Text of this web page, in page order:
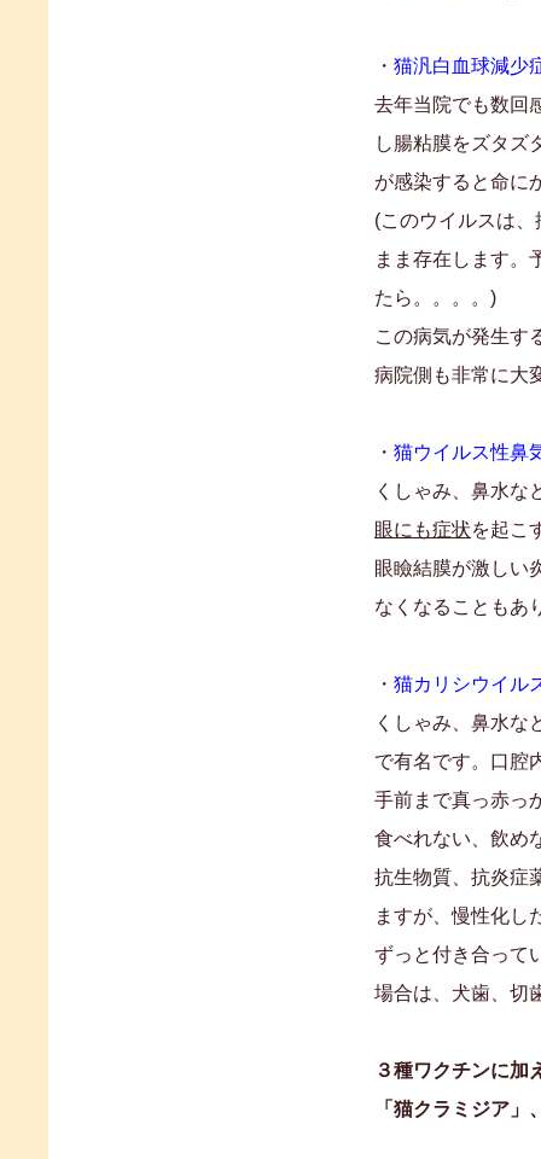
・ 猫汎白血球減
去年当院でも数回
し腸粘膜をズタズ
が感染すると命に
(このウイルスは
まま存在します。
たら。。。。)
この病気が発生す
病院側も非常に大
・ 猫ウイルス性
くしゃみ、鼻水な
眼にも症状を起こ
眼瞼結膜が激しい
なくなることもあ
・ 猫カリシウイ
くしゃみ、鼻水な
で有名です。口腔
手前まで真っ赤っ
食べれない、飲め
抗生物質、抗炎症
ますが、慢性化し
ずっと付き合って
場合は、犬歯、切
３種ワクチンに加
「猫クラミジア